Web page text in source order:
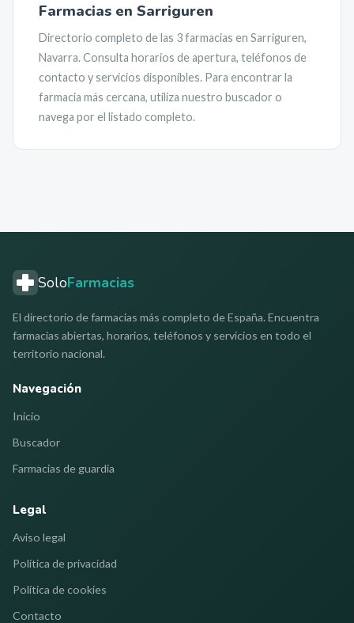
Farmacias en Sarriguren
Directorio completo de las 3farmacias en Sarriguren,
Navarra. Consulta horarios de apertura, teléfonos de
contacto y servicios disponibles. Para encontrar la
farmacia más cercana, utiliza nuestro buscador o
navega por el listado completo.
SoloFarmacias
El directorio de farmacias más completo de España. Encuentra
farmacias abiertas, horarios, teléfonos y servicios en todo el
territorio nacional.
Navegación
Inicio
Buscador
Farmacias de guardia
Legal
Aviso legal
Política de privacidad
Política de cookies
Contacto